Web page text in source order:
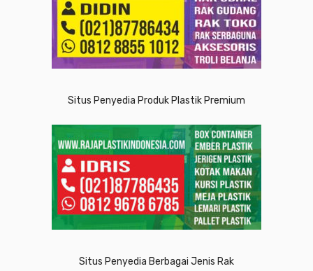
Situs Penyedia Produk Plastik Premium
Situs Penyedia Berbagai Jenis Rak